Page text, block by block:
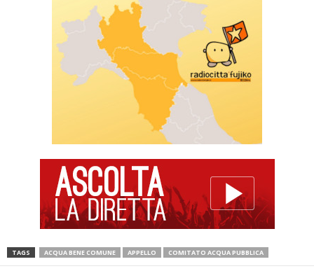
TAGS ACQUA BENE COMUNE APPELLO COMITATO ACQUA PUBBLICA